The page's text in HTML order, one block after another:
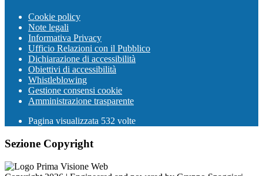
Cookie policy
Note legali
Informativa Privacy
Ufficio Relazioni con il Pubblico
Dichiarazione di accessibilità
Obiettivi di accessibilità
Whistleblowing
Gestione consensi cookie
Amministrazione trasparente
Pagina visualizzata 532 volte
Sezione Copyright